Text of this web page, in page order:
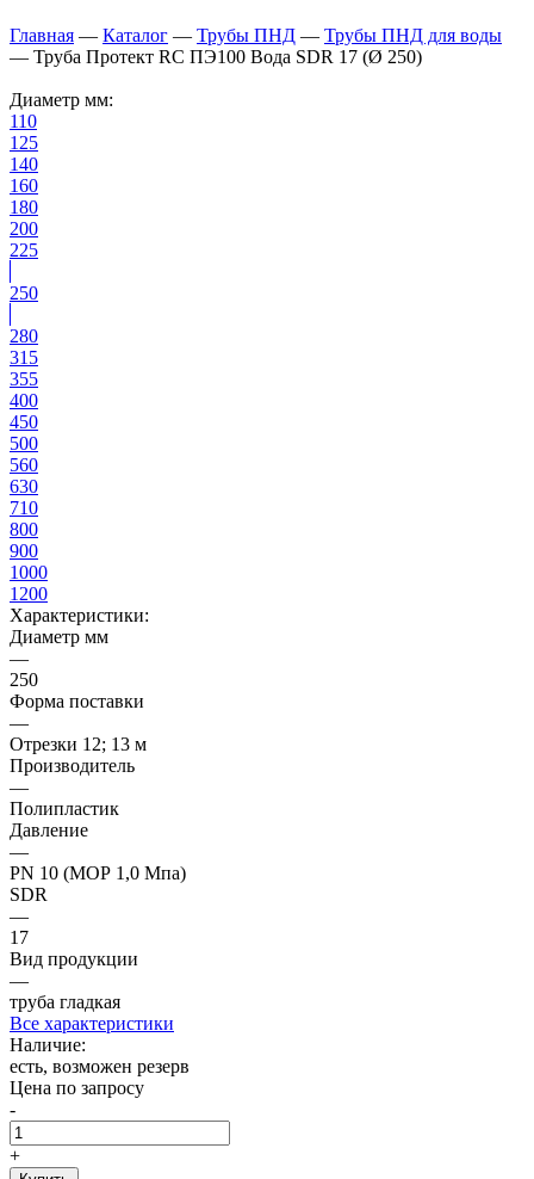
Главная — Каталог — Трубы ПНД — Трубы ПНД для воды
— Труба Протект RC ПЭ100 Вода SDR 17 (Ø 250)
Диаметр мм:
110
125
140
160
180
200
225
250
280
315
355
400
450
500
560
630
710
800
900
1000
1200
Характеристики:
Диаметр мм
—
250
Форма поставки
—
Отрезки 12; 13 м
Производитель
—
Полипластик
Давление
—
PN 10 (МОР 1,0 Мпа)
SDR
—
17
Вид продукции
—
труба гладкая
Все характеристики
Наличие:
есть, возможен резерв
Цена по запросу
-
+